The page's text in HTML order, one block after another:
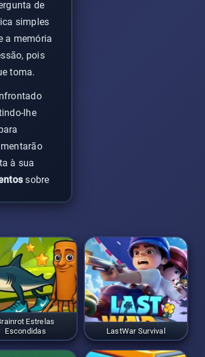
de
simples
a memória
pois
toma.
lhe
à sua
sobre
Estrelas
Escondidas
LastWar Survival